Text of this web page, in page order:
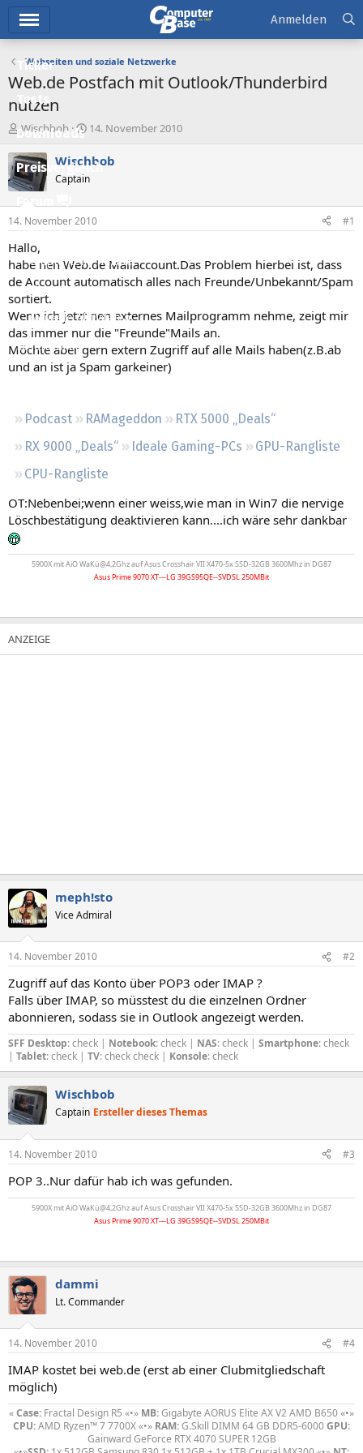
Ticker
Tests
Downloads
Preisvergleich
Forum
Aktuelles
Empfohlene Inhalte
Neue Beiträge
Neueste Aktivitäten
Leserartikel
Regeln
Podcast RAMageddon
RTX 5000 „Deals“
RX 9000 „Deals“
Ideale Gaming-PCs
GPU-Rangliste
CPU-Rangliste
Anmelden
Webseiten und soziale Netzwerke
Web.de Postfach mit Outlook/Thunderbird
nutzen
E
r
s
t
e
e
r
Wischbob
E
s
e
l
t
m
14. November 2010
Wischbob
Captain
14. November 2010 #1
Hallo,
habe nen Web.de Mailaccount.Das Problem hierbei ist, dass
de Account automatisch alles nach Freunde/Unbekannt/Spam
sortiert.
Wenn ich jetzt nen externes Mailprogramm nehme, zeigt mir
das immer nur die "Freunde"Mails an.
Möchte aber gern extern Zugriff auf alle Mails haben(z.B.ab
und an ist ja Spam garkeiner)
OT:Nebenbei;wenn einer weiss,wie man in Win7 die nervige
Löschbestätigung deaktivieren kann....ich wäre sehr dankbar
5900X mit AiO WaKü@4,2Ghz auf Asus Crosshair VII X470-5x SSD-32GB 3600Mhz in DG87
Asus Prime 9070 XT---LG 39GS95QE--SVDSL 250MBit
meph!sto
Vice Admiral
14. November 2010 #2
Zugriff auf das Konto über POP3 oder IMAP ?
Falls über IMAP, so müsstest du die einzelnen Ordner
abonnieren, sodass sie in Outlook angezeigt werden.
SFF Desktop: check | Notebook: check | NAS: check | Smartphone: check
| Tablet: check | TV: check check | Konsole: check
Wischbob
Captain Ersteller dieses Themas
14. November 2010 #3
POP 3..Nur dafür hab ich was gefunden.
5900X mit AiO WaKü@4,2Ghz auf Asus Crosshair VII X470-5x SSD-32GB 3600Mhz in DG87
Asus Prime 9070 XT---LG 39GS95QE--SVDSL 250MBit
dammi
Lt. Commander
14. November 2010 #4
IMAP kostet bei web.de (erst ab einer Clubmitgliedschaft
möglich)
«Case: Fractal Design R5 «•» MB:Gigabyte AORUS Elite AX V2 AMD B650 «•»
CPU:AMD Ryzen™ 7 7700X «•» RAM:G.Skill DIMM 64 GB DDR5-6000GPU:
Gainward GeForce RTX 4070 SUPER 12GB